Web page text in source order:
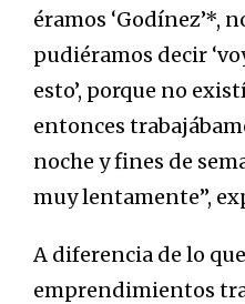
éramos ‘Godínez’*,
pudiéramos decir
esto’, porque no
entonces
noche y fines de
muy lentamente”,
A diferencia de lo
emprendimientos